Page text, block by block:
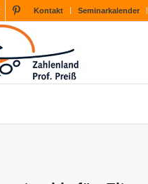
Kontakt Seminarkalender